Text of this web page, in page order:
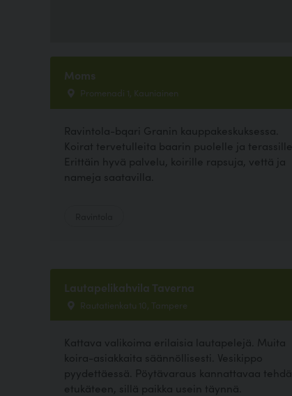
Moms
Promenadi 1, Kauniainen
Ravintola-bqari Granin kauppakeskuksessa.
Koirat tervetulleita baarin puolelle ja terassille.
Erittäin hyvä palvelu, koirille rapsuja, vettä ja
nameja saatavilla.
Lautapelikahvila Taverna
Rautatienkatu 10, Tampere
Kattava valikoima erilaisia lautapelejä. Muita
koira-asiakkaita säännöllisesti. Vesikippo
pyydettäessä. Pöytävaraus kannattavaa tehdä
etukäteen, sillä paikka usein täynnä.